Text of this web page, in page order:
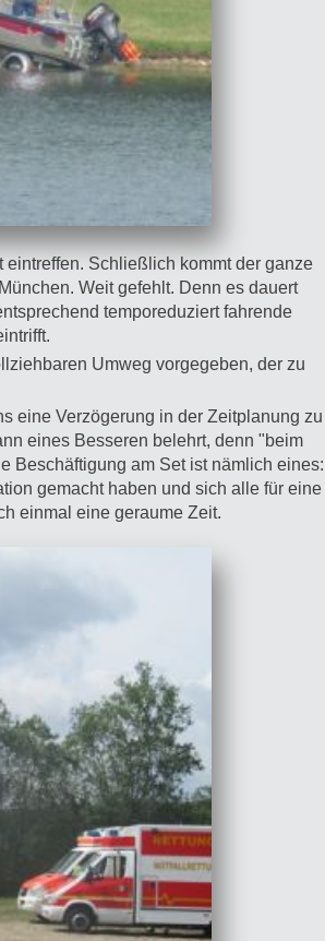
Schließlich kommt der ganze
Weit gefehlt. Denn es dauert
temporeduziert fahrende
Umweg vorgegeben, der zu
eine Verzögerung in der Zeitplanung zu
eines Besseren belehrt, denn "beim
Beschäftigung am Set ist nämlich eines:
gemacht haben und sich alle für eine
einmal eine geraume Zeit.